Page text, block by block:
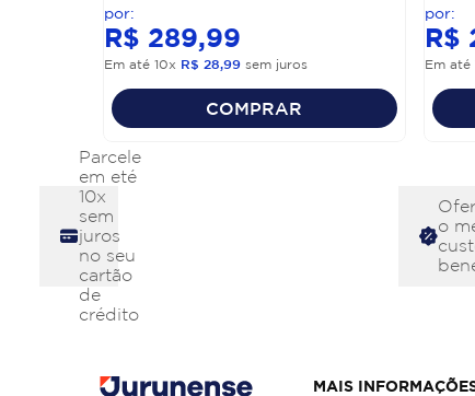
R$ 289,99
Em até10x R$ 28,99 sem juros
COMPRAR
R$
Em até
Parcele
em eté
10x
sem
juros
no seu
cartão
de
crédito
o
MAIS